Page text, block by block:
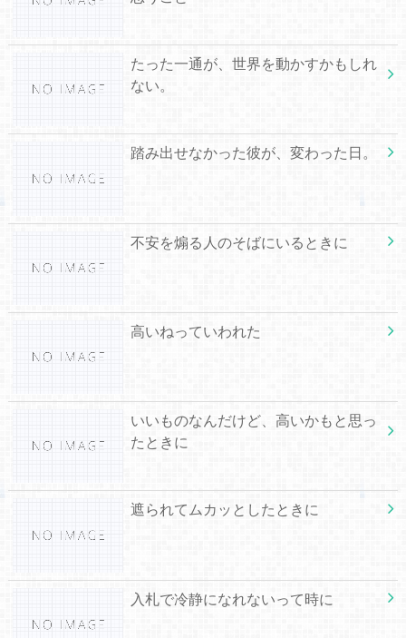
たった一通が、世界を動かすかもしれ
ない。
踏み出せなかった彼が、変わった日。
不安を煽る人のそばにいるときに
高いねっていわれた
いいものなんだけど、高いかもと思っ
たときに
遮られてムカッとしたときに
入札で冷静になれないって時に